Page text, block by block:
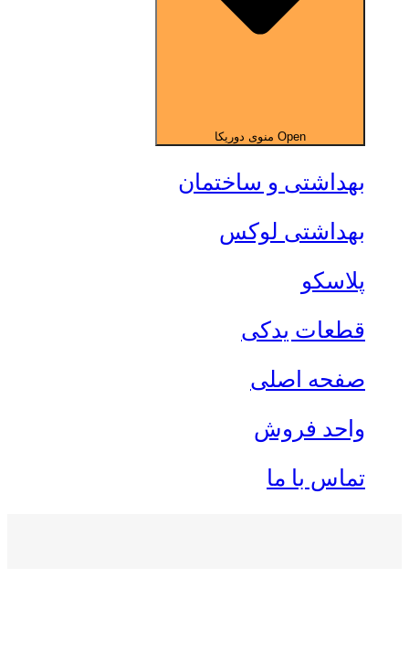
Open منوی دوریکا
بهداشتی و ساختمان
بهداشتی لوکس
پلاسکو
قطعات یدکی
صفحه اصلی
واحد فروش
تماس با ما